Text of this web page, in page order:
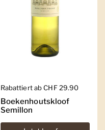
Regulärer Preis
Rabattiert ab CHF 29.90
Boekenhoutskloof
Semillon